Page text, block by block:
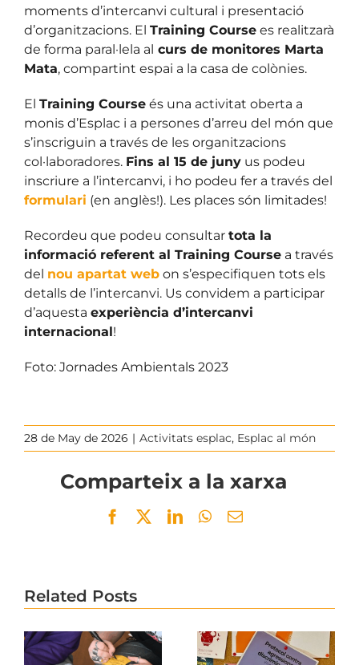
moments d’intercanvi cultural i presentació
d’organitzacions. El Training Coursees realitzarà
de forma paral·lela al curs de monitores Marta
Mata, compartint espai a la casa de colònies.
El Training Courseés una activitat oberta a
monis d’Esplac i a persones d’arreu del món que
s’inscriguin a través de les organitzacions
col·laboradores. Fins al 15 de junyus podeu
inscriure a l’intercanvi, i ho podeu fer a través del
formulari (en anglès!). Les places són limitades!
Recordeu que podeu consultar tota la
informació referent al Training Coursea través
del nou apartat webon s’especifiquen tots els
detalls de l’intercanvi. Us convidem a participar
d’aquesta experiència d’intercanvi
internacional!
Foto: Jornades Ambientals 2023
28 de May de 2026 | Activitats esplac, Esplac al món
Comparteix a la xarxa
Facebook
TwitterLinkedInWhatsApp
Email
Related Posts